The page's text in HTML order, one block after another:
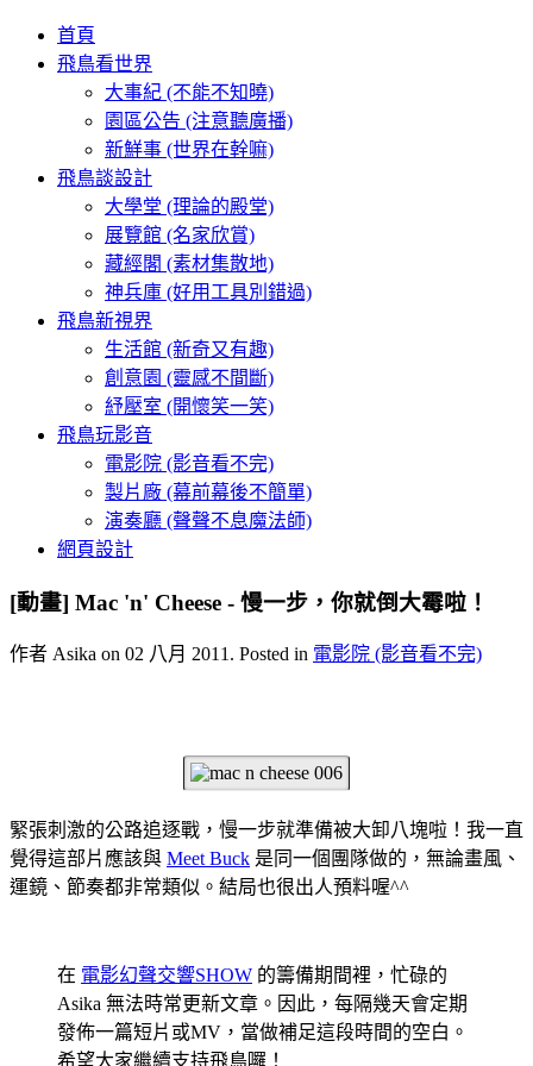
首頁
飛鳥看世界
大事紀 (不能不知曉)
園區公告 (注意聽廣播)
新鮮事 (世界在幹嘛)
飛鳥談設計
大學堂 (理論的殿堂)
展覽館 (名家欣賞)
藏經閣 (素材集散地)
神兵庫 (好用工具別錯過)
飛鳥新視界
生活館 (新奇又有趣)
創意園 (靈感不間斷)
紓壓室 (開懷笑一笑)
飛鳥玩影音
電影院 (影音看不完)
製片廠 (幕前幕後不簡單)
演奏廳 (聲聲不息魔法師)
網頁設計
[動畫] Mac 'n' Cheese - 慢一步，你就倒大霉啦！
作者 Asika on 02 八月 2011. Posted in 電影院 (影音看不完)
緊張刺激的公路追逐戰，慢一步就準備被大卸八塊啦！我一直
覺得這部片應該與 Meet Buck 是同一個團隊做的，無論畫風、
運鏡、節奏都非常類似。結局也很出人預料喔^^
在 電影幻聲交響SHOW 的籌備期間裡，忙碌的
Asika 無法時常更新文章。因此，每隔幾天會定期
發佈一篇短片或MV，當做補足這段時間的空白。
希望大家繼續支持飛鳥囉！